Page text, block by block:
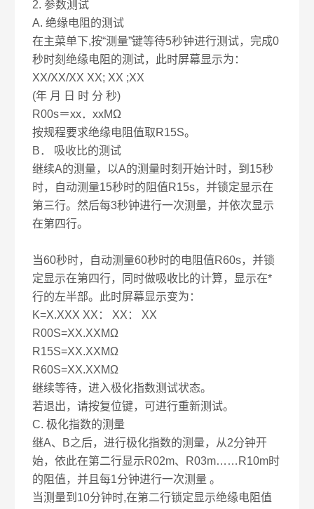
2. 参数测试
A. 绝缘电阻的测试
在主菜单下,按“测量”键等待5秒钟进行测试，完成0
秒时刻绝缘电阻的测试，此时屏幕显示为：
XX/XX/XX XX; XX ;XX
(年 月 日 时 分 秒)
R00s＝xx．xxMΩ
按规程要求绝缘电阻值取R15S。
B． 吸收比的测试
继续A的测量，以A的测量时刻开始计时，到15秒
时，自动测量15秒时的阻值R15s，并锁定显示在
第三行。然后每3秒钟进行一次测量，并依次显示
在第四行。
当60秒时，自动测量60秒时的电阻值R60s，并锁
定显示在第四行，同时做吸收比的计算，显示在*
行的左半部。此时屏幕显示变为：
K=X.XXX XX： XX： XX
R00S=XX.XXMΩ
R15S=XX.XXMΩ
R60S=XX.XXMΩ
继续等待，进入极化指数测试状态。
若退出，请按复位键，可进行重新测试。
C. 极化指数的测量
继A、B之后，进行极化指数的测量，从2分钟开
始，依此在第二行显示R02m、R03m……R10m时
的阻值，并且每1分钟进行一次测量 。
当测量到10分钟时,在第二行锁定显示绝缘电阻值